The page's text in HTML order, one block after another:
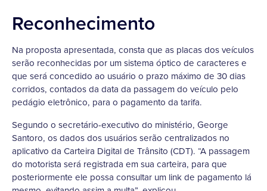
Reconhecimento
Na proposta apresentada, consta que as placas dos veículos
serão reconhecidas por um sistema óptico de caracteres e
que será concedido ao usuário o prazo máximo de 30 dias
corridos, contados da data da passagem do veículo pelo
pedágio eletrônico, para o pagamento da tarifa.
Segundo o secretário-executivo do ministério, George
Santoro, os dados dos usuários serão centralizados no
aplicativo da Carteira Digital de Trânsito (CDT). “A passagem
do motorista será registrada em sua carteira, para que
posteriormente ele possa consultar um link de pagamento lá